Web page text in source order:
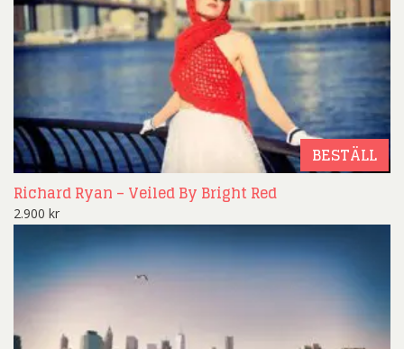
BESTÄLL
Richard Ryan – Veiled By Bright Red
2.900 kr